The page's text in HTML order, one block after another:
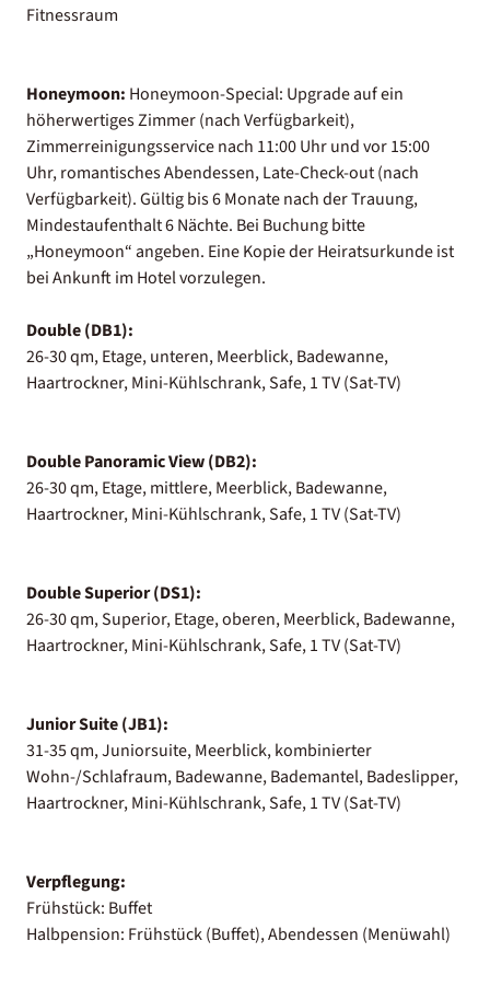
Fitnessraum
Honeymoon: Honeymoon-Special: Upgrade auf ein
höherwertiges Zimmer (nach Verfügbarkeit),
Zimmerreinigungsservice nach 11:00 Uhr und vor 15:00
Uhr, romantisches Abendessen, Late-Check-out (nach
Verfügbarkeit). Gültig bis 6 Monate nach der Trauung,
Mindestaufenthalt 6 Nächte. Bei Buchung bitte
„Honeymoon“ angeben. Eine Kopie der Heiratsurkunde ist
bei Ankunft im Hotel vorzulegen.
Double (DB1):
26-30 qm, Etage, unteren, Meerblick, Badewanne,
Haartrockner, Mini-Kühlschrank, Safe, 1 TV (Sat-TV)
Double Panoramic View (DB2):
26-30 qm, Etage, mittlere, Meerblick, Badewanne,
Haartrockner, Mini-Kühlschrank, Safe, 1 TV (Sat-TV)
Double Superior (DS1):
26-30 qm, Superior, Etage, oberen, Meerblick, Badewanne,
Haartrockner, Mini-Kühlschrank, Safe, 1 TV (Sat-TV)
Junior Suite (JB1):
31-35 qm, Juniorsuite, Meerblick, kombinierter
Wohn-/Schlafraum, Badewanne, Bademantel, Badeslipper,
Haartrockner, Mini-Kühlschrank, Safe, 1 TV (Sat-TV)
Verpflegung:
Frühstück: Buffet
Halbpension: Frühstück (Buffet), Abendessen (Menüwahl)